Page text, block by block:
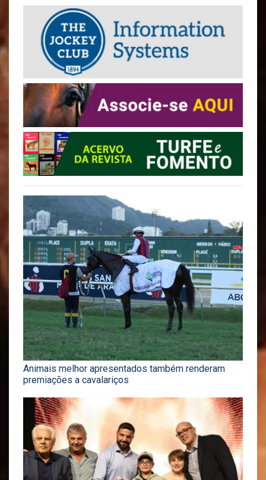
Animais melhor apresentados também renderam
premiações a cavalariços